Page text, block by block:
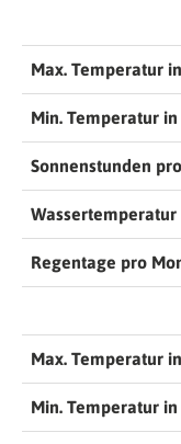
Max. Temperatur
Min. Temperatur in
Sonnenstunden
Wassertemperatur
Regentage pro
Max. Temperatur
Min. Temperatur in